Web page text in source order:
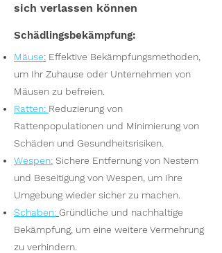
sich verlassen können
Schädlingsbekämpfung:
Mäuse: Effektive Bekämpfungsmethoden,
um Ihr Zuhause oder Unternehmen von
Mäusen zu befreien.
Ratten: Reduzierung von
Rattenpopulationen und Minimierung von
Schäden und Gesundheitsrisiken.
Wespen: Sichere Entfernung von Nestern
und Beseitigung von Wespen, um Ihre
Umgebung wieder sicher zu machen.
Schaben: Gründliche und nachhaltige
Bekämpfung, um eine weitere Vermehrung
zu verhindern.